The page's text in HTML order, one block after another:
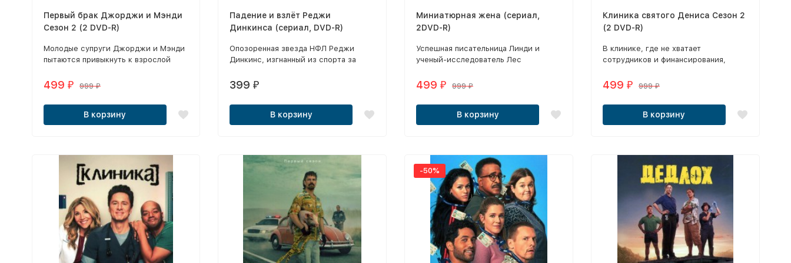
Первый брак Джорджи и Мэнди
Сезон 2 (2 DVD-R)
Молодые супруги Джорджи и Мэнди
пытаются привыкнуть к взрослой
борются за свои отношения.
499 ₽ 999₽
В корзину
Падение и взлёт Реджи
Динкинса (сериал, DVD-R)
Опозоренная звезда НФЛ Реджи
Динкинс, изгнанный из спорта за
восстановление репутации. Ради
нанимает элитарного
документалиста для съемки хроники
своего искупления, но этот проект
399₽
В корзину
Миниатюрная жена (сериал,
2DVD-R)
Успешная писательница Линди и
ученый-исследователь Лес
браке.
499 ₽ 999₽
В корзину
Клиника святого Дениса Сезон 2
(2 DVD-R)
В клинике, где не хватает
сотрудников и финансирования,
пациентов, пытаясь не сойти с ума.
499 ₽ 999₽
В корзину
-50%